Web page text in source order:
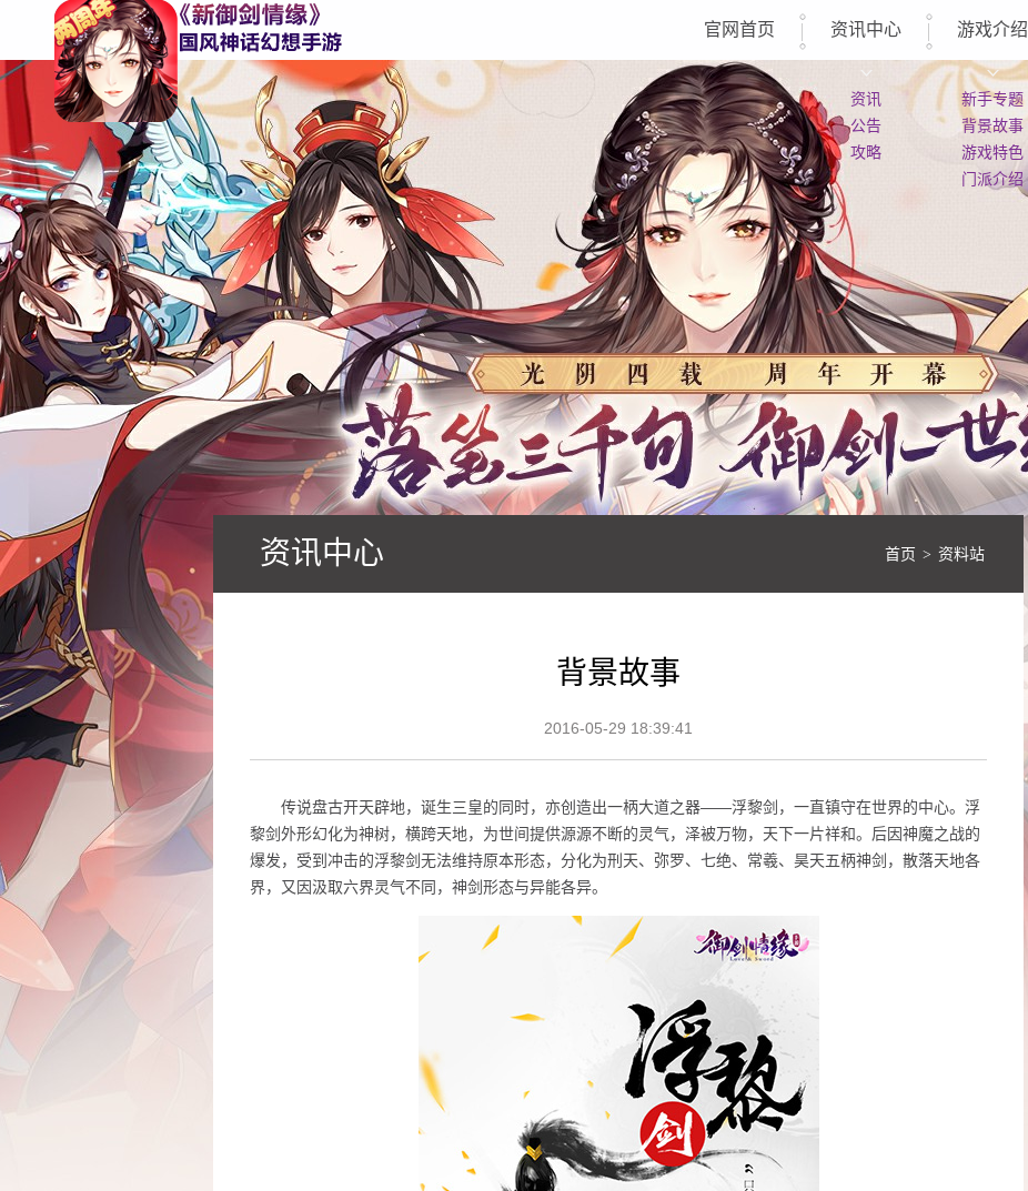
官网首页 资讯中心
资讯
公告
攻略
游戏介绍
新手专题
背景故事
游戏特色
门派介绍
首页 > 资料站
资讯中心
背景故事
2016-05-29 18:39:41
传说盘古开天辟地，诞生三皇的同时，亦创造出一柄大道之器——浮黎剑，一直镇守在世界的中心。浮
黎剑外形幻化为神树，横跨天地，为世间提供源源不断的灵气，泽被万物，天下一片祥和。后因神魔之战的
爆发，受到冲击的浮黎剑无法维持原本形态，分化为刑天、弥罗、七绝、常羲、昊天五柄神剑，散落天地各
界，又因汲取六界灵气不同，神剑形态与异能各异。